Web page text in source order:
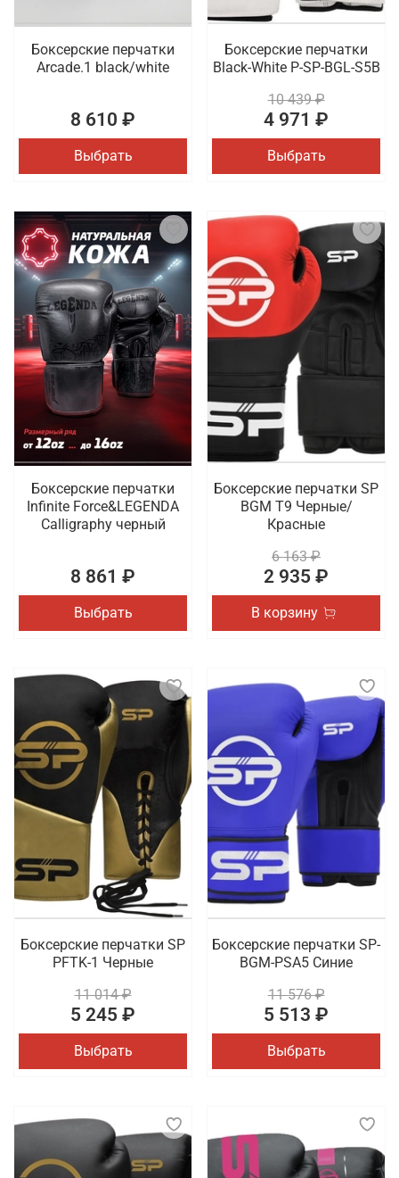
Боксерские перчатки
Arcade.1 black/white
8 610 ₽
Выбрать
Боксерские перчатки
Black-White P-SP-BGL-S5B
10 439 ₽
4 971 ₽
Выбрать
Боксерские перчатки
Infinite Force&LEGENDA
Calligraphy черный
8 861 ₽
Выбрать
Боксерские перчатки SP
BGM T9 Черные/
Красные
6 163 ₽
2 935 ₽
В корзину
Боксерские перчатки SP
PFTK-1 Черные
11 014 ₽
5 245 ₽
Выбрать
Боксерские перчатки SP-
BGM-PSA5 Синие
11 576 ₽
5 513 ₽
Выбрать